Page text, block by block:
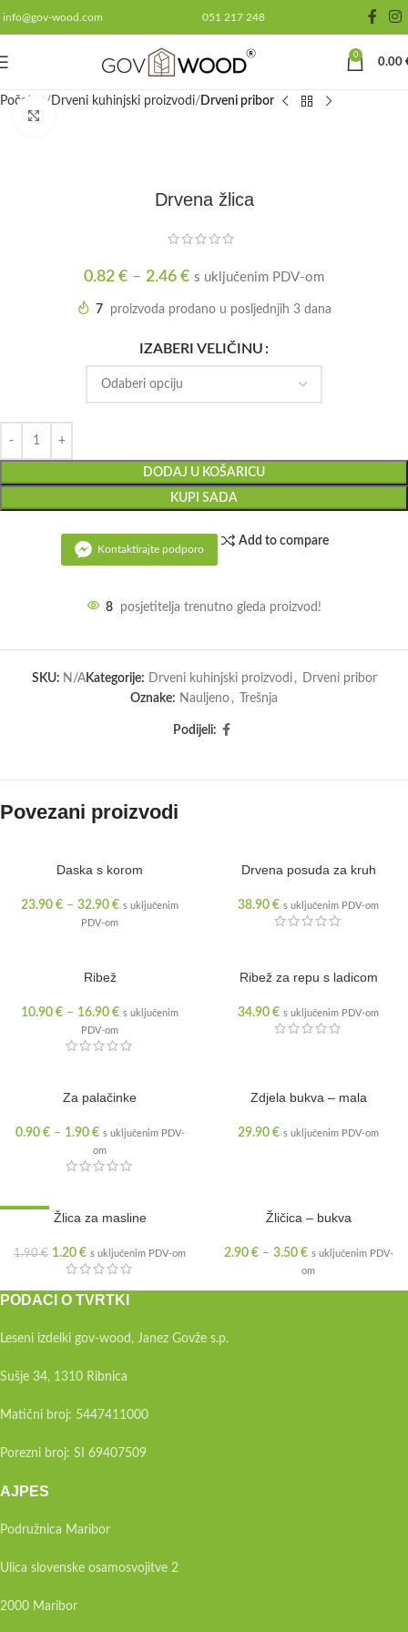
info@gov-wood.com 051 217 248
0
0.00
Početna Drveni kuhinjski proizvodi Drveni pribor
Drvena žlica
0.82 € – 2.46 € s uključenim PDV-om
7 proizvoda prodano u posljednjih 3 dana
IZABERI VELIČINU
DODAJ U KOŠARICU
KUPI SADA
Kontaktirajte podporo
Add to compare
8 posjetitelja trenutno gleda proizvod!
SKU: N/AKategorije: Drveni kuhinjski proizvodi ,
Drveni pribor
Oznake: Nauljeno , Trešnja
Podijeli:
Povezani proizvodi
Daska s korom
23.90 € – 32.90 € s uključenim
PDV-om
Drvena posuda za kruh
38.90 € s uključenim PDV-om
Ribež
10.90 € – 16.90 € s uključenim
PDV-om
Ribež za repu s ladicom
34.90 € s uključenim PDV-om
Za palačinke
0.90 € – 1.90 € s uključenim PDV-
om
RASPRODANOZdjela bukva – mala
29.90 € s uključenim PDV-om
Žlica za masline
1.90€ 1.20 € s uključenim PDV-om
Žličica – bukva
2.90 € – 3.50 € s uključenim PDV-
om
PODACI O TVRTKI
Leseni izdelki gov-wood, Janez Govže s.p.
Sušje 34, 1310 Ribnica
Matični broj: 5447411000
Porezni broj: SI 69407509
AJPES
Podružnica Maribor
Ulica slovenske osamosvojitve 2
2000 Maribor